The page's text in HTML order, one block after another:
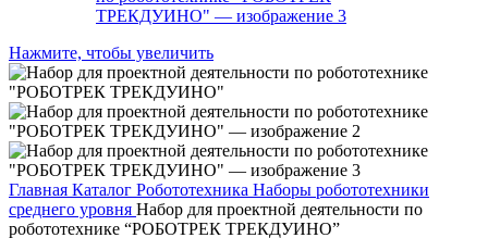
Нажмите, чтобы увеличить
Главная Каталог Робототехника Наборы робототехники
среднего уровня Набор для проектной деятельности по
робототехнике “РОБОТРЕК ТРЕКДУИНО”